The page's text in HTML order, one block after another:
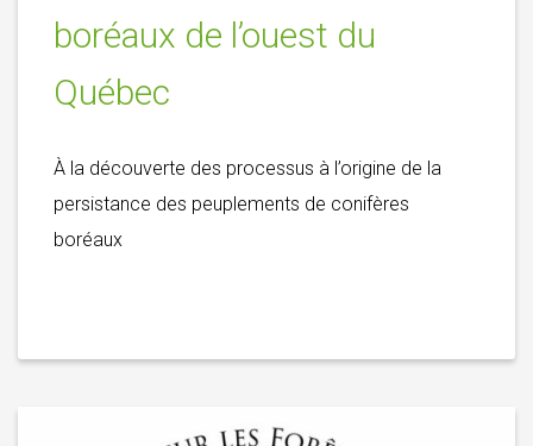
boréaux de l’ouest du
Québec
À la découverte des processus à l’origine de la
persistance des peuplements de conifères
boréaux